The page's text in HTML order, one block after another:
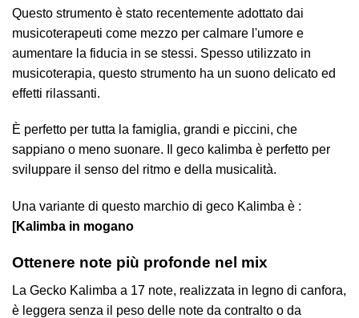
Questo strumento è stato recentemente adottato dai
musicoterapeuti come mezzo per calmare l'umore e
aumentare la fiducia in se stessi. Spesso utilizzato in
musicoterapia, questo strumento ha un suono delicato ed
effetti rilassanti.
È perfetto per tutta la famiglia, grandi e piccini, che
sappiano o meno suonare. Il geco kalimba è perfetto per
sviluppare il senso del ritmo e della musicalità.
Una variante di questo marchio di geco Kalimba è :
[Kalimba in mogano
Ottenere note più profonde nel mix
La Gecko Kalimba a 17 note, realizzata in legno di canfora,
è leggera senza il peso delle note da contralto o da